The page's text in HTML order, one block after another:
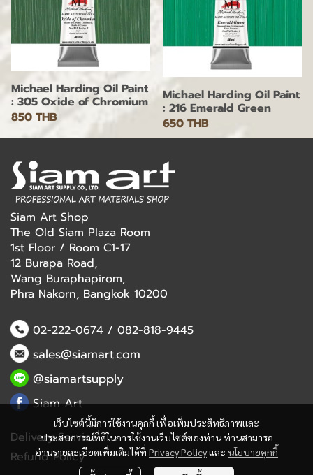
Michael Harding Oil Paint
: 305 Oxide of Chromium
850 THB
Michael Harding Oil Paint
: 216 Emerald Green
650 THB
เว็บไซต์นี้มีการใช้งานคุกกี้ เพื่อเพิ่มประสิทธิภาพและ
ประสบการณ์ที่ดีในการใช้งานเว็บไซต์ของท่าน ท่านสามารถ
อ่านรายละเอียดเพิ่มเติมได้ที่ Privacy Policyและ นโยบายคุกกี้
Siam Art Shop
The Old Siam Plaza Room
1st Floor / Room C1-17
12 Burapa Road,
Wang Buraphapirom,
Phra Nakorn, Bangkok 10200
02-222-0674/ 082-818-9445
sales@siamart.com
@siamartsupply
Siam Art
Delivery Service
Refund Policy